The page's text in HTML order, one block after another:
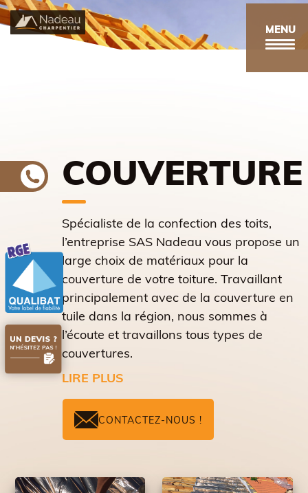
Aller
au
contenu
MENU
COUVERTURE
Spécialiste de la confection des toits,
l’entreprise SAS Nadeau vous propose un
large choix de matériaux pour la
couverture de votre toiture. Travaillant
principalement avec de la couverture en
tuile dans la région, nous sommes à
l’écoute et travaillons tous types de
couvertures.
LIRE PLUS
CONTACTEZ-NOUS !